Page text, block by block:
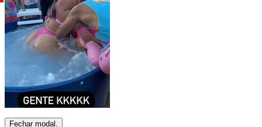
Fechar modal.